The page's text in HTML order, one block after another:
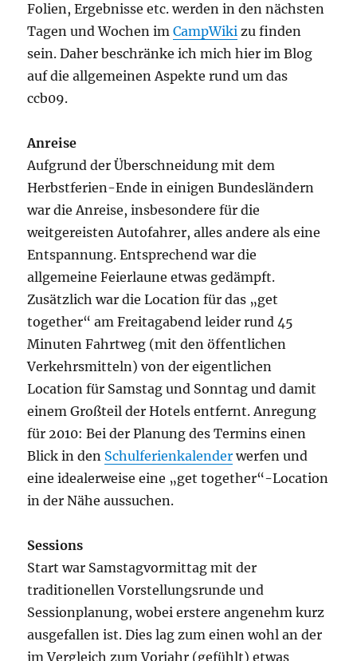
Folien, Ergebnisse etc. werden in den nächsten
Tagen und Wochen imCampWiki zu finden
sein. Daher beschränke ich mich hier im Blog
auf die allgemeinen Aspekte rund um das
ccb09.
Anreise
Aufgrund der Überschneidung mit dem
Herbstferien-Ende in einigen Bundesländern
war die Anreise, insbesondere für die
weitgereisten Autofahrer, alles andere als eine
Entspannung. Entsprechend war die
allgemeine Feierlaune etwas gedämpft.
Zusätzlich war die Location für das „get
together“ am Freitagabend leider rund 45
Minuten Fahrtweg (mit den öffentlichen
Verkehrsmitteln) von der eigentlichen
Location für Samstag und Sonntag und damit
einem Großteil der Hotels entfernt. Anregung
für 2010: Bei der Planung des Termins einen
Blick in den Schulferienkalender werfen und
eine idealerweise eine „get together“-Location
in der Nähe aussuchen.
Sessions
Start war Samstagvormittag mit der
traditionellen Vorstellungsrunde und
Sessionplanung, wobei erstere angenehm kurz
ausgefallen ist. Dies lag zum einen wohl an der
im Vergleich zum Vorjahr (gefühlt) etwas